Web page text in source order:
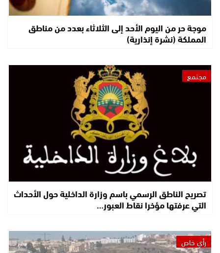
موجة حر من اليوم الأحد إلى الثلاثاء بعدد من مناطق
المملكة (نشرة إنذارية)
مجتمع
تصريح الناطق الرسمي باسم وزارة الداخلية حول الأحداث
التي عرفتها مؤخرا نقاط العبور…
رأي خاص